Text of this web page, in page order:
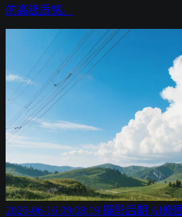
的高级质感。
2026-06-16 09:08:19 摄影后期 AI修图